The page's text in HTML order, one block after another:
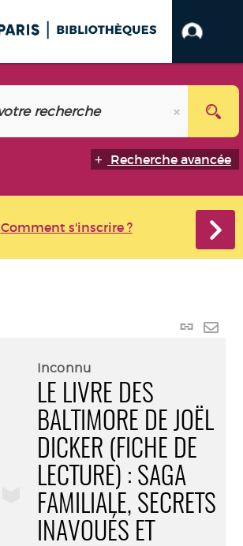
Recherche avancée
Comment s'inscrire ?
Lien
Inconnu
LE LIVRE DES
BALTIMORE DE JOËL
DICKER (FICHE DE
LECTURE) : SAGA
FAMILIALE, SECRETS
INAVOUÉS ET